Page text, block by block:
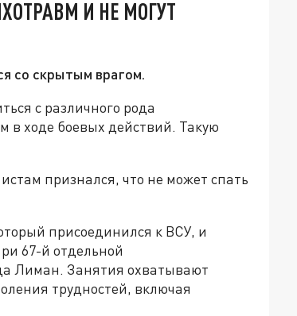
И НЕ МОГУТ
со скрытым врагом.
с различного рода
в ходе боевых действий. Такую
признался, что не может спать
присоединился к ВСУ, и
67-й отдельной
Лиман. Занятия охватывают
трудностей, включая